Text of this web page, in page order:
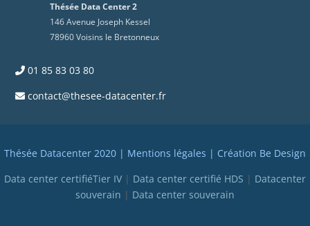
Thésée Data Center 2
146 Avenue Joseph Kessel
78960 Voisins le Bretonneux
01 85 83 03 80
contact@thesee-datacenter.fr
Thésée Datacenter 2020 | Mentions légales | Création Be Design
Data center certifiéTier IV | Data center certifié HDS | Datacenter
souverain | Data center souverain